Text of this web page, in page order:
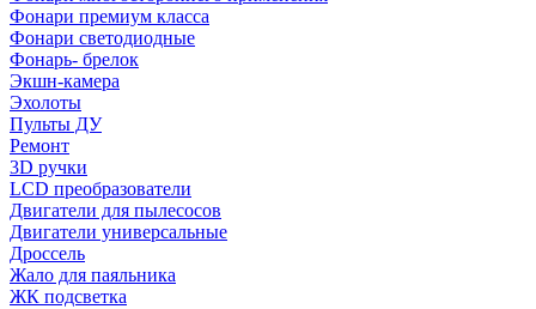
Фонари премиум класса
Фонари светодиодные
Фонарь- брелок
Экшн-камера
Эхолоты
Пульты ДУ
Ремонт
3D ручки
LCD преобразователи
Двигатели для пылесосов
Двигатели универсальные
Дроссель
Жало для паяльника
ЖК подсветка